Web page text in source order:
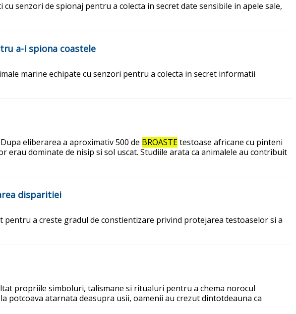
cu senzori de spionaj pentru a colecta in secret date sensibile in apele sale,
a-i spiona coastele
marine echipate cu senzori pentru a colecta in secret informatii
eliberarea a aproximativ 500 de BROASTEtestoase africane cu pinteni
dominate de nisip si sol uscat. Studiile arata ca animalele au contribuit
disparitiei
pentru a creste gradul de constientizare privind protejarea testoaselor si a
propriile simboluri, talismane si ritualuri pentru a chema norocul
potcoava atarnata deasupra usii, oamenii au crezut dintotdeauna ca